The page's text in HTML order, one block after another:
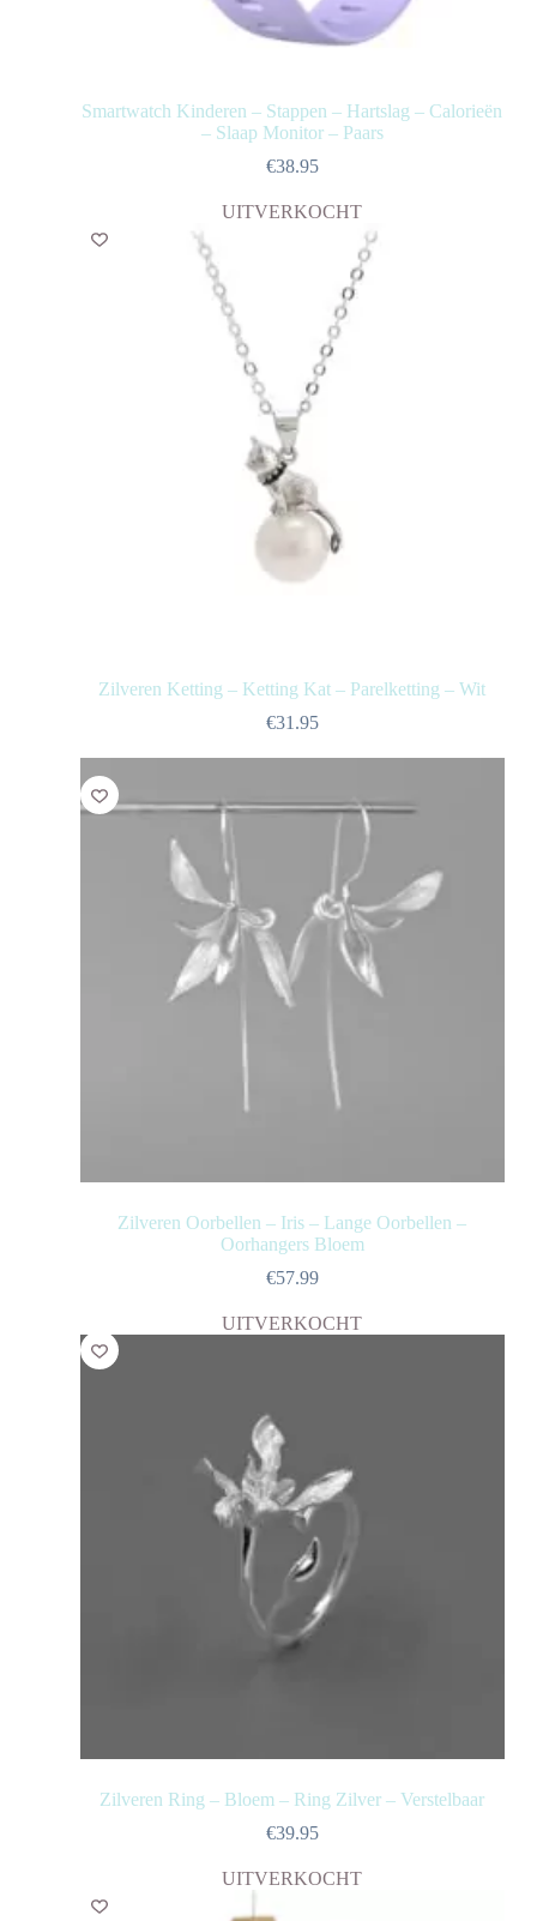
Smartwatch Kinderen – Stappen – Hartslag – Calorieën
– Slaap Monitor – Paars
€38.95
UITVERKOCHT
Zilveren Ketting – Ketting Kat – Parelketting – Wit
€31.95
Zilveren Oorbellen – Iris – Lange Oorbellen –
Oorhangers Bloem
€57.99
UITVERKOCHT
Zilveren Ring – Bloem – Ring Zilver – Verstelbaar
€39.95
UITVERKOCHT